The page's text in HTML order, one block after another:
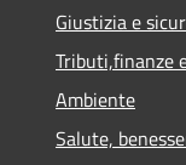
Giustizia e
Tributi,finanze
Ambiente
Salute,